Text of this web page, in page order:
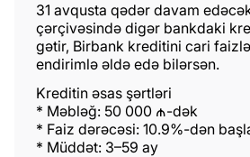
31 avqusta qədər davam
çərçivəsində digər bankdaki
gətir, Birbank kreditini cari
endirimlə əldə edə bilərsən.
Kreditin əsas şərtləri
* Məbləğ: 50 000 ₼-dək
* Faiz dərəcəsi: 10.9%-dən
* Müddət: 3–59 ay